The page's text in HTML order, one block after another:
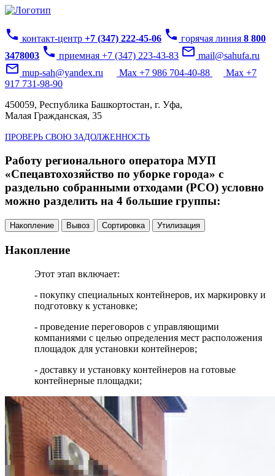
phone контакт-центр +7 (347) 222-45-06 phone горячая линия 8 800
3478003 phone приемная +7 (347) 223-43-83 mail_outline mail@sahufa.ru
mail_outline mup-sah@yandex.ru Max +7 986 704-40-88
Max +7
917 731-98-90
450059, Республика Башкортостан, г. Уфа,
Малая Гражданская, 35
ПРОВЕРЬ СВОЮ ЗАДОЛЖЕННОСТЬ
Работу регионального оператора МУП
«Спецавтохозяйство по уборке города» с
раздельно собранными отходами (РСО) условно
можно разделить на 4 большие группы:
Накопление Вывоз Сортировка Утилизация
Накопление
Этот этап включает:
- покупку специальных контейнеров, их маркировку и
подготовку к установке;
- проведение переговоров с управляющими
компаниями с целью определения мест расположения
площадок для установки контейнеров;
- доставку и установку контейнеров на готовые
контейнерные площадки;